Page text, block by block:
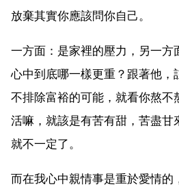
放棄其實你應該問你自己。
一方面：是家裡的壓力，另一方
心中到底哪一樣更重？跟著他，
不排除富裕的可能，就看你熬不
活嘛，就該是有苦有甜，苦盡甘
就不一定了。
而在我心中親情事是重於愛情的